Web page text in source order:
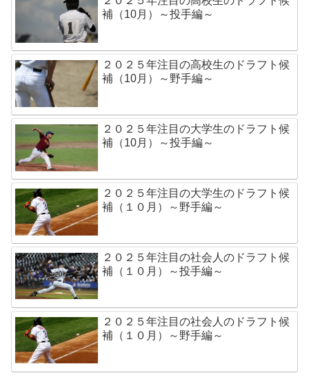
補（10月）～投手編～
２０２５年注目の高校生のドラフト候
補（10月）～野手編～
２０２５年注目の大学生のドラフト候
補（10月）～投手編～
２０２５年注目の大学生のドラフト候
補（１０月）～野手編～
２０２５年注目の社会人のドラフト候
補（１０月）～投手編～
２０２５年注目の社会人のドラフト候
補（１０月）～野手編～